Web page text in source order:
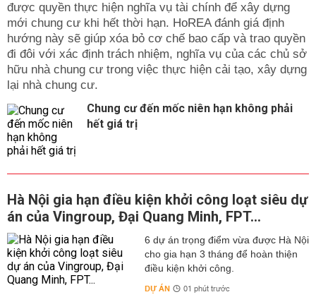
được quyền thực hiện nghĩa vụ tài chính để xây dựng
mới chung cư khi hết thời hạn. HoREA đánh giá định
hướng này sẽ giúp xóa bỏ cơ chế bao cấp và trao quyền
đi đôi với xác định trách nhiệm, nghĩa vụ của các chủ sở
hữu nhà chung cư trong việc thực hiện cải tạo, xây dựng
lại nhà chung cư.
Chung cư đến mốc niên hạn không phải
hết giá trị
Hà Nội gia hạn điều kiện khởi công loạt siêu dự
án của Vingroup, Đại Quang Minh, FPT...
6 dự án trọng điểm vừa được Hà Nội
cho gia hạn 3 tháng để hoàn thiện
điều kiện khởi công.
DỰ ÁN 01 phút trước